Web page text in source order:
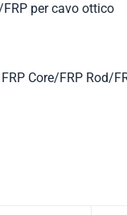
per cavo ottico
Core/FRP Rod/